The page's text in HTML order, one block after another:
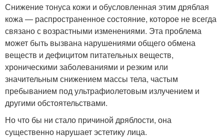
Снижение тонуса кожи и обусловленная этим дряблая
кожа — распространенное состояние, которое не всегда
связано с возрастными изменениями. Эта проблема
может быть вызвана нарушениями общего обмена
веществ и дефицитом питательных веществ,
хроническими заболеваниями и резким или
значительным снижением массы тела, частым
пребыванием под ультрафиолетовым излучением и
другими обстоятельствами.
Но что бы ни стало причиной дряблости, она
существенно нарушает эстетику лица.